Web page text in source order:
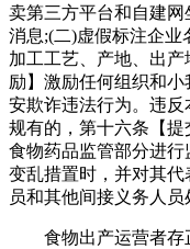
卖第三方平台和自建
消息;(二)虚假标注企业
加工工艺、产地、出
励】激励任何组织和
安欺诈违法行为。违
规有的，第十六条【
食物药品监管部分进行
变乱措置时，并对其代
员和其他间接义务人
食物出产运营者存正